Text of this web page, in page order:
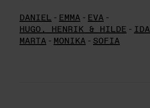
DANIEL - EMMA - EVA -
HUGO, HENRIK & HILDE - IDA
MARTA - MONIKA - SOFIA